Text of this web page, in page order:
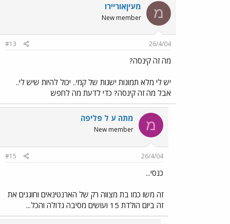
מ מעיןאוריירו
New member
26/4/04
#13
מה זה קינסה?
יש לי מלא תמונות ישנות של קמי.. יכול להיות שיש לי..
אבל מה זה קינסה? כדי לדעת מה לחפש
מ מתה ע ל פליפה
New member
26/4/04
#15
כנסי...
זה משו כמו בת מצווה רק של הארנטינאים וחוגגים את
זה ביום הולדת 15 ועושים מסיבה גדולה והכל...